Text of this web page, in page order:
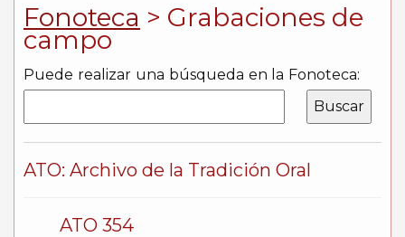
Fonoteca > Grabaciones de
campo
Puede realizar una búsqueda en la Fonoteca:
ATO: Archivo de la Tradición Oral
ATO 354